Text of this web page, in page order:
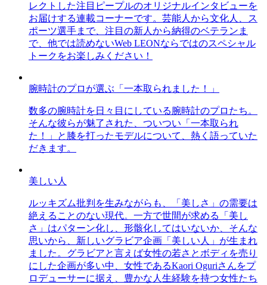
レクトした注目ピープルのオリジナルインタビューを
お届けする連載コーナーです。芸能人から文化人、ス
ポーツ選手まで、注目の新人から納得のベテランま
で、他では読めないWeb LEONならではのスペシャル
トークをお楽しみください！
腕時計のプロが選ぶ「一本取られました！」
数多の腕時計を日々目にしている腕時計のプロたち。
そんな彼らが魅了された、ついつい「一本取られ
た！」と膝を打ったモデルについて、熱く語っていた
だきます。
美しい人
ルッキズム批判を生みながらも、「美しさ」の需要は
絶えることのない現代。一方で世間が求める「美し
さ」はパターン化し、形骸化してはいないか、そんな
思いから、新しいグラビア企画「美しい人」が生まれ
ました。グラビアと言えば女性の若さとボディを売り
にした企画が多い中、女性であるKaori Oguriさんをプ
ロデューサーに据え、豊かな人生経験を持つ女性たち